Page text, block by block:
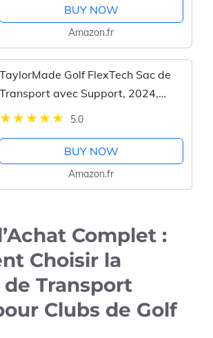
Schwarz/Rot, Einheitsgröße -
MACTC003-BR
BUY NOW
Amazon.fr
TaylorMade Golf FlexTech Sac de
Transport avec Support, 2024,
Ivoire - Bleu Marine foncé
5.0
BUY NOW
Amazon.fr
Complet :
Choisir la
de Transport
Clubs de Golf